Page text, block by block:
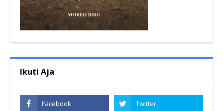
Ikuti Aja